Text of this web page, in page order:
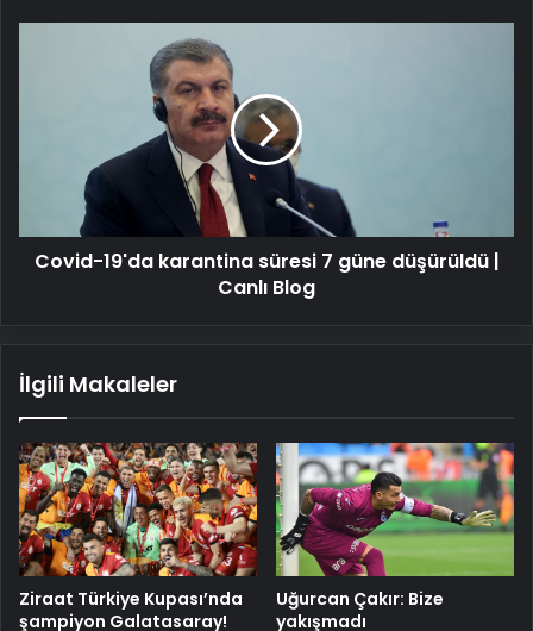
düşürüldü
Canlı
BlogCovid-19'da karantina süresi 7 güne düşürüldü |
Canlı Blog
İlgili Makaleler
Ziraat Türkiye Kupası’nda
şampiyon Galatasaray!
Uğurcan Çakır: Bize
yakışmadı